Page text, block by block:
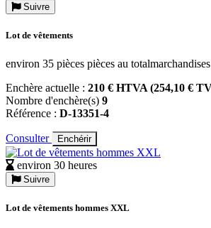
Suivre
Lot de vêtements
environ 35 pièces pièces au
Enchère actuelle : 210 € HTVA (254,10 €
Nombre d'enchère(s) 9
Référence : D-13351-4
Consulter Enchérir
environ 30 heures
Suivre
Lot de vêtements hommes XXL